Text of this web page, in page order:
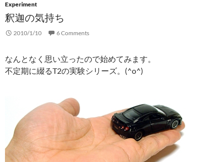
Experiment
釈迦の気持ち
2010/1/10 6 Comments
なんとなく思い立ったので始めてみます。
不定期に綴るT2の実験シリーズ。(^o^)